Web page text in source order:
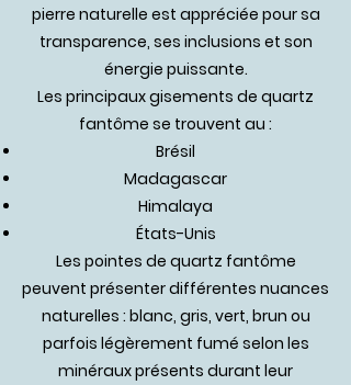
pierre naturelle est appréciée pour sa
transparence, ses inclusions et son
énergie puissante.
Les principaux gisements de quartz
fantôme se trouvent au :
Brésil
Madagascar
Himalaya
États-Unis
Les pointes de quartz fantôme
peuvent présenter différentes nuances
naturelles : blanc, gris, vert, brun ou
parfois légèrement fumé selon les
minéraux présents durant leur